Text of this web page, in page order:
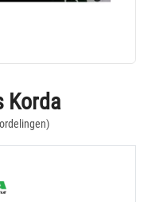
Korda